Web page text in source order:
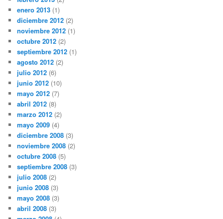
enero 2013 (1)
diciembre 2012 (2)
noviembre 2012 (1)
octubre 2012 (2)
septiembre 2012 (1)
agosto 2012 (2)
julio 2012 (6)
junio 2012 (10)
mayo 2012 (7)
abril 2012 (8)
marzo 2012 (2)
mayo 2009 (4)
diciembre 2008 (3)
noviembre 2008 (2)
octubre 2008 (5)
septiembre 2008 (3)
julio 2008 (2)
junio 2008 (3)
mayo 2008 (3)
abril 2008 (3)